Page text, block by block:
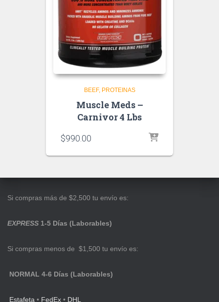
BEEF PROTEINAS
Muscle Meds –
Carnivor 4 Lbs
$990.00
Si compras más de $2,500 tu envío es:
EXPRESS 1-5 Días (Laborables)
Si compras menos de $1,500 tu envío es:
NORMAL 4-6 Días (Laborables)
Estafeta • FedEx • DHL